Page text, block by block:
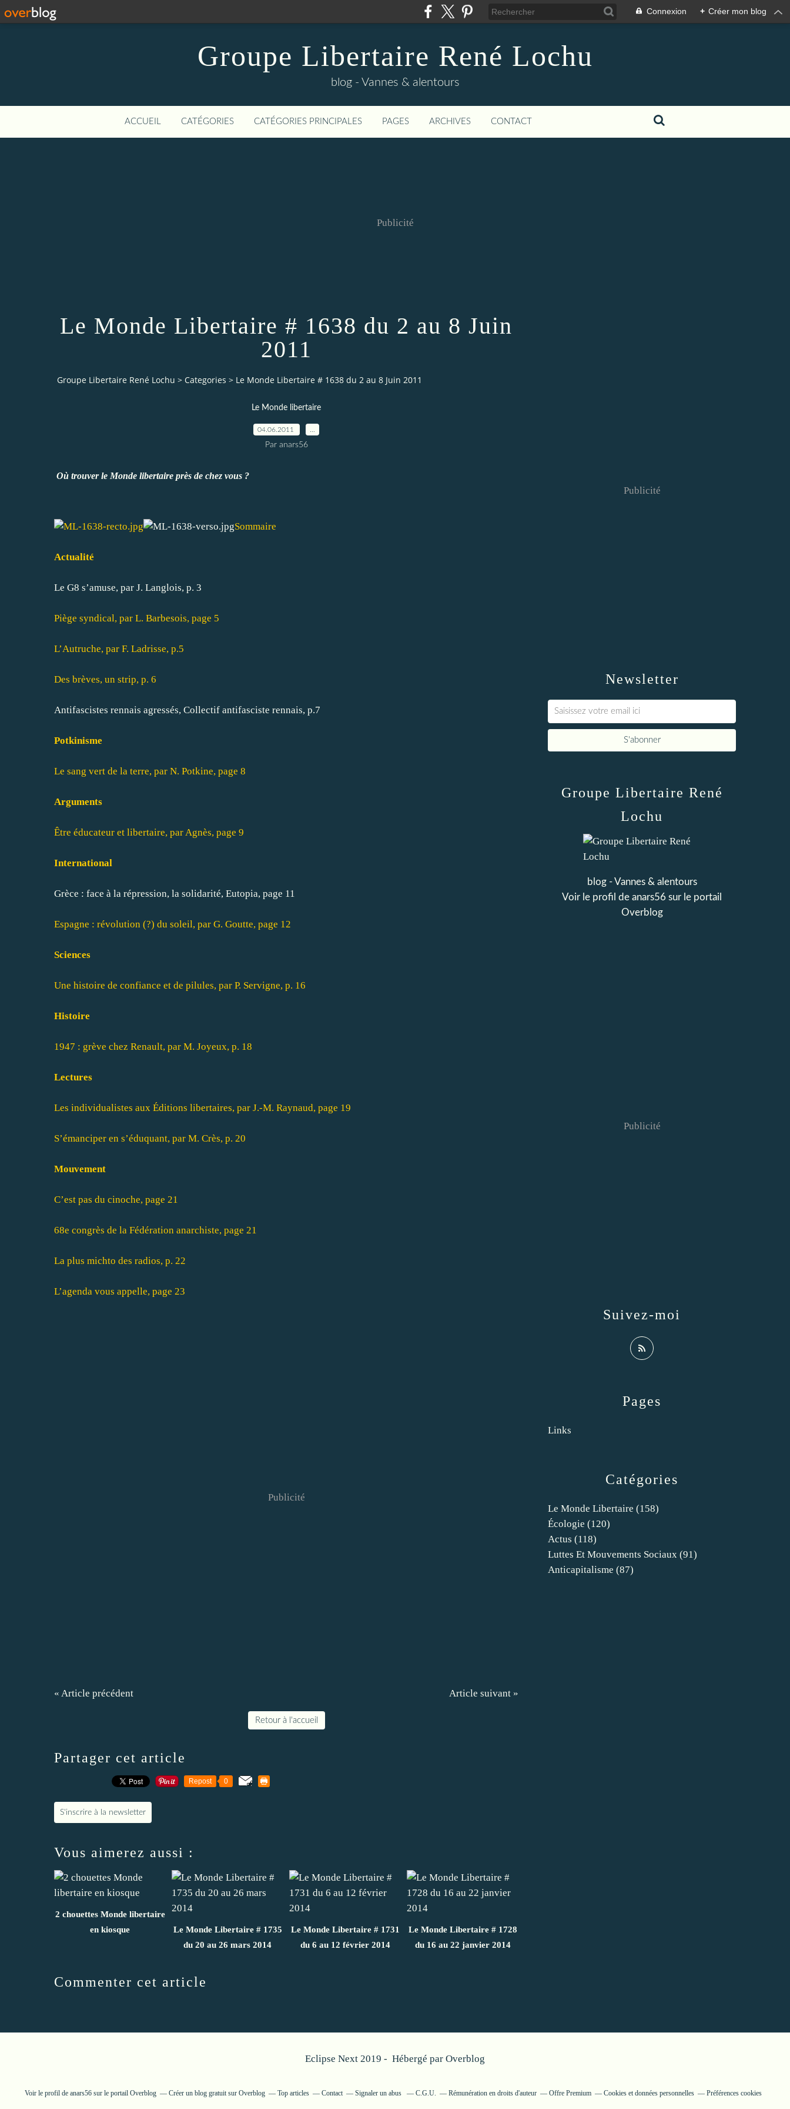
Connexion + Créer mon blog
Groupe Libertaire René Lochu
blog - Vannes & alentours
ACCUEIL CATÉGORIES CATÉGORIES PRINCIPALES PAGES ARCHIVES CONTACT
Publicité
Le Monde Libertaire # 1638 du 2 au 8 Juin
2011
Groupe Libertaire René Lochu > Categories > Le Monde Libertaire # 1638 du 2 au 8 Juin 2011
Le Monde libertaire
04.06.2011
Par anars56
Où trouver le Monde libertaire près de chez vous ?
Sommaire
Actualité
Le G8 s’amuse, par J. Langlois, p. 3
Piège syndical, par L. Barbesois, page 5
L’Autruche, par F. Ladrisse, p.5
Des brèves, un strip, p. 6
Antifascistes rennais agressés, Collectif antifasciste rennais, p.7
Potkinisme
Le sang vert de la terre, par N. Potkine, page 8
Arguments
Être éducateur et libertaire, par Agnès, page 9
International
Grèce : face à la répression, la solidarité, Eutopia, page 11
Espagne : révolution (?) du soleil, par G. Goutte, page 12
Sciences
Une histoire de confiance et de pilules, par P. Servigne, p. 16
Histoire
1947 : grève chez Renault, par M. Joyeux, p. 18
Lectures
Les individualistes aux Éditions libertaires, par J.-M. Raynaud, page 19
S’émanciper en s’éduquant, par M. Crès, p. 20
Mouvement
C’est pas du cinoche, page 21
68e congrès de la Fédération anarchiste, page 21
La plus michto des radios, p. 22
L’agenda vous appelle, page 23
Publicité
« Article précédent Article suivant »
Retour à l'accueil
Partager cet article
Repost 0
S'inscrire à la newsletter
Vous aimerez aussi :
2 chouettes Monde libertaire
en kiosque
Le Monde Libertaire # 1735
du 20 au 26 mars 2014
Le Monde Libertaire # 1731
du 6 au 12 février 2014
Le Monde Libertaire # 1728
du 16 au 22 janvier 2014
Commenter cet article
Newsletter
Publicité
Catégories
Le Monde Libertaire (158)
Écologie (120)
Actus (118)
Luttes Et Mouvements Sociaux (91)
Anticapitalisme (87)
Pages
Links
Groupe Libertaire René
Lochu
blog - Vannes & alentours
Voir le profil de anars56 sur le portail
Overblog
Suivez-moi
Publicité
Eclipse Next 2019 - Hébergé par Overblog
Voir le profil de anars56 sur le portail Overblog Créer un blog gratuit sur Overblog Top articles Contact Signaler un abus C.G.U. Rémunération en droits d'auteur Offre Premium Cookies et données personnelles Préférences cookies